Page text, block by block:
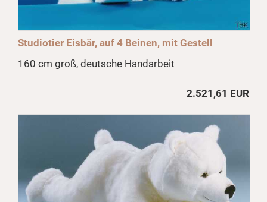
Studiotier Eisbär, auf 4 Beinen, mit Gestell
160 cm groß, deutsche Handarbeit
2.521,61 EUR